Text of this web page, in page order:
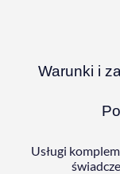
Warunki i
Usługi